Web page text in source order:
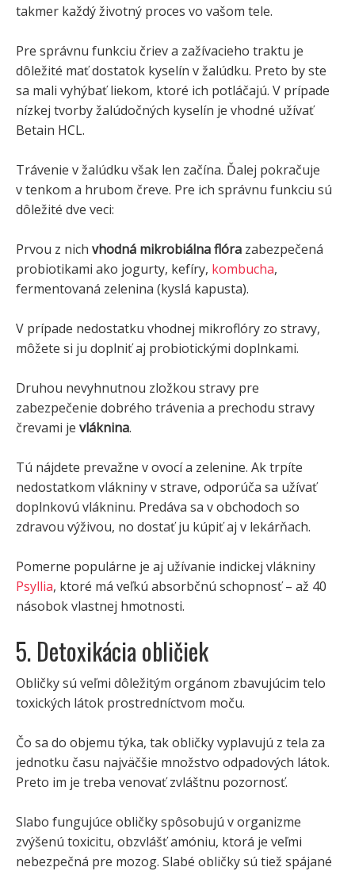
takmer každý životný proces vo vašom tele.
Pre správnu funkciu čriev a zažívacieho traktu je
dôležité mať dostatok kyselín v žalúdku. Preto by ste
sa mali vyhýbať liekom, ktoré ich potláčajú. V prípade
nízkej tvorby žalúdočných kyselín je vhodné užívať
Betain HCL.
Trávenie v žalúdku však len začína. Ďalej pokračuje
v tenkom a hrubom čreve. Pre ich správnu funkciu sú
dôležité dve veci:
Prvou z nich vhodná mikrobiálna flóra zabezpečená
probiotikami ako jogurty, kefíry, kombucha,
fermentovaná zelenina (kyslá kapusta).
V prípade nedostatku vhodnej mikroflóry zo stravy,
môžete si ju doplniť aj probiotickými doplnkami.
Druhou nevyhnutnou zložkou stravy pre
zabezpečenie dobrého trávenia a prechodu stravy
črevami je vláknina.
Tú nájdete prevažne v ovocí a zelenine. Ak trpíte
nedostatkom vlákniny v strave, odporúča sa užívať
doplnkovú vlákninu. Predáva sa v obchodoch so
zdravou výživou, no dostať ju kúpiť aj v lekárňach.
Pomerne populárne je aj užívanie indickej vlákniny
Psyllia, ktoré má veľkú absorbčnú schopnosť – až 40
násobok vlastnej hmotnosti.
5. Detoxikácia obličiek
Obličky sú veľmi dôležitým orgánom zbavujúcim telo
toxických látok prostredníctvom moču.
Čo sa do objemu týka, tak obličky vyplavujú z tela za
jednotku času najväčšie množstvo odpadových látok.
Preto im je treba venovať zvláštnu pozornosť.
Slabo fungujúce obličky spôsobujú v organizme
zvýšenú toxicitu, obzvlášť amóniu, ktorá je veľmi
nebezpečná pre mozog. Slabé obličky sú tiež spájané